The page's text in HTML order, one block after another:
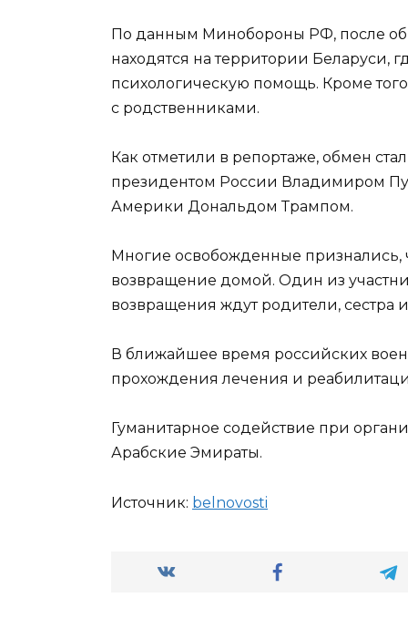
По данным Минобороны РФ, после
находятся на территории
психологическую помощь. Кроме
с родственниками.
Как отметили в репортаже, обмен
президентом России Владимиром
Америки Дональдом Трампом.
Многие освобожденные признались,
возвращение домой. Один из
возвращения ждут родители,
В ближайшее время российских
прохождения лечения и
Гуманитарное содействие при
Арабские Эмираты.
Источник: bel­novosti